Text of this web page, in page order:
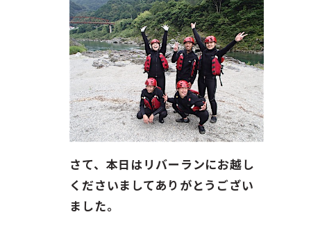
さて、本日はリバーランにお越し
くださいましてありがとうござい
ました。